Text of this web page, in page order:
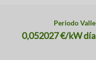
Periodo Valle
0,052027€/kW día